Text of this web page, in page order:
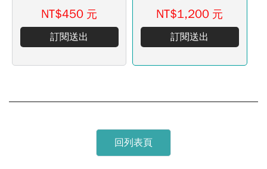
NT$450 元
訂閱送出
NT$1,200 元
訂閱送出
回列表頁